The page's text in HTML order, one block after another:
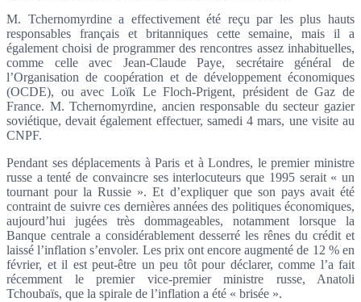
M. Tchernomyrdine a effectivement été reçu par les plus hauts
responsables français et britanniques cette semaine, mais il a
également choisi de programmer des rencontres assez inhabituelles,
comme celle avec Jean-Claude Paye, secrétaire général de
l’Organisation de coopération et de développement économiques
(OCDE), ou avec Loïk Le Floch-Prigent, président de Gaz de
France. M. Tchernomyrdine, ancien responsable du secteur gazier
soviétique, devait également effectuer, samedi 4 mars, une visite au
CNPF.
Pendant ses déplacements à Paris et à Londres, le premier ministre
russe a tenté de convaincre ses interlocuteurs que 1995 serait « un
tournant pour la Russie ». Et d’expliquer que son pays avait été
contraint de suivre ces dernières années des politiques économiques,
aujourd’hui jugées très dommageables, notamment lorsque la
Banque centrale a considérablement desserré les rênes du crédit et
laissé l’inflation s’envoler. Les prix ont encore augmenté de 12 % en
février, et il est peut-être un peu tôt pour déclarer, comme l’a fait
récemment le premier vice-premier ministre russe, Anatoli
Tchoubaïs, que la spirale de l’inflation a été « brisée ».